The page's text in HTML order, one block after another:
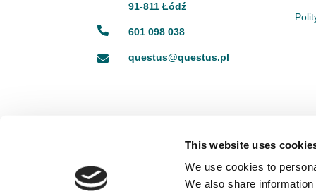
This website uses
We use cookies to
We also share
91-811 Łódź
 601 098 038
 questus@questus.pl